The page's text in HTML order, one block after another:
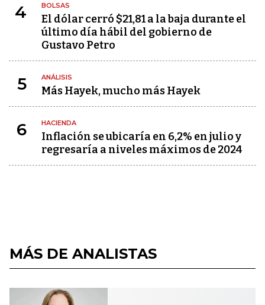
4 BOLSAS
El dólar cerró $21,81 a la baja durante el
último día hábil del gobierno de
Gustavo Petro
5 ANÁLISIS
Más Hayek, mucho más Hayek
6 HACIENDA
Inflación se ubicaría en 6,2% en julio y
regresaría a niveles máximos de 2024
MÁS DE ANALISTAS